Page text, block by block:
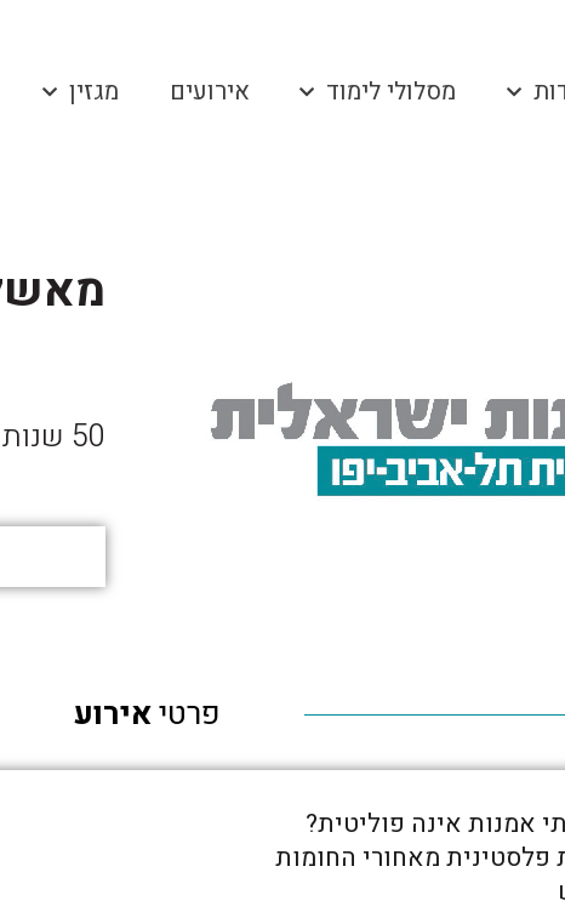
מסלולי לימוד אירועים מגזין
50 שנות אמנות וכיבוש
פרטיאירוע
אמנות אינה פוליטית?
פלסטינית מאחורי החומות